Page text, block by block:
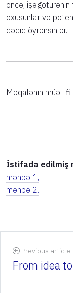
öncə,
oxusunlar və
dəqiq öyrənsinlər.
Məqalənin
İstifadə edilmiş
mənbə 1,
mənbə 2.
Previous article
From idea